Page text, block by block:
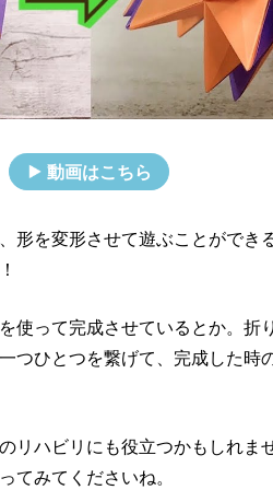
動画はこちら
を変形させて遊ぶことができ
使って完成させているとか。折
つひとつを繋げて、完成した時
リハビリにも役立つかもしれま
てみてくださいね。